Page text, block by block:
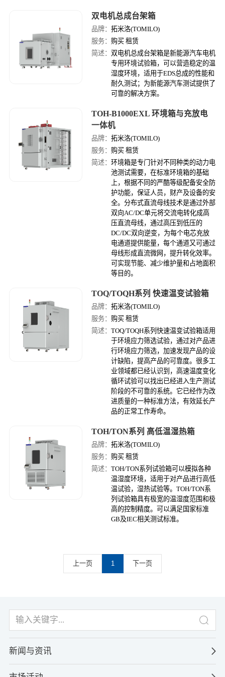
双电机总成台架箱
品牌：拓米洛(TOMILO)
服务： 购买 租赁
简述： 双电机总成台架箱是新能源汽车电机
专用环境试验箱，可以营造稳定的温
湿度环境，适用于EDS总成的性能和
耐久测试；为新能源汽车测试提供了
可靠的解决方案。
TOH-B1000EXL 环境箱与充放电
一体机
品牌：拓米洛(TOMILO)
服务： 购买 租赁
简述：环境箱是专门针对不同种类的动力电
池测试需要，在标准环境箱的基础
上，根据不同的严酷等级配备安全防
护功能，保证人员，财产及设备的安
全。分布式直流母线技术是通过外部
双向AC/DC单元将交流电转化成高
压直流母线，通过高压到低压的
DC/DC双向逆变，为每个电芯充放
电通道提供能量，每个通道又可通过
母线形成直流微网，提升转化效率。
可实现节能、减少维护量和占地面积
等目的。
TOQ/TOQH系列 快速温变试验箱
品牌：拓米洛(TOMILO)
服务： 购买 租赁
简述：TOQ/TOQH系列快速温变试验箱适用
于环境应力筛选试验，通过对产品进
行环境应力筛选，加速发现产品的设
计缺陷，提高产品的可靠度。很多工
业领域都已经认识到，高速温度变化
循环试验可以找出已经进入生产测试
阶段的不可靠的系统。它已经作为改
进质量的一种标准方法，有效延长产
品的正常工作寿命。
TOH/TON系列 高低温湿热箱
品牌：拓米洛(TOMILO)
服务： 购买 租赁
简述：TOH/TON系列试验箱可以模拟各种
温湿度环境，适用于对产品进行高低
温试验，湿热试验等。TOH/TON系
列试验箱具有极宽的温湿度范围和极
高的控制精度。可以满足国家标准
GB及IEC相关测试标准。
上一页 1 下一页
新闻与资讯